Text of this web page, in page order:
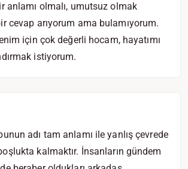
anlamı olmalı, umutsuz olmak
cevap arıyorum ama bulamıyorum.
için çok değerli hocam, hayatımı
istiyorum.
adı tam anlamı ile yanlış çevrede
kalmaktır. İnsanların gündem